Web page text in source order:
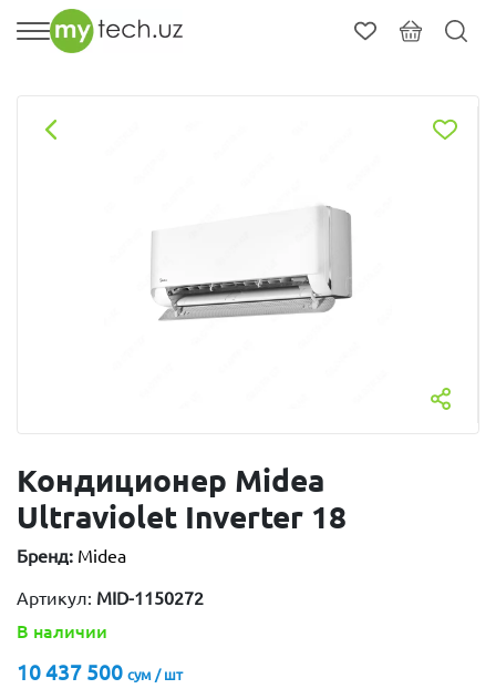
Кондиционер Midea
Ultraviolet Inverter 18
Бренд: Midea
Артикул: MID-1150272
В наличии
10 437 500 сум / шт